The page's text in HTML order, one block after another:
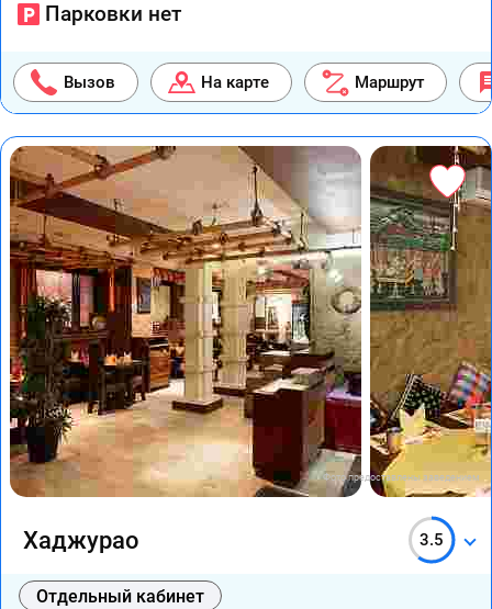
Парковки нет
Вызов На карте Маршрут
Фото предоставлены заведением
Хаджурао 3.5
Отдельный кабинет